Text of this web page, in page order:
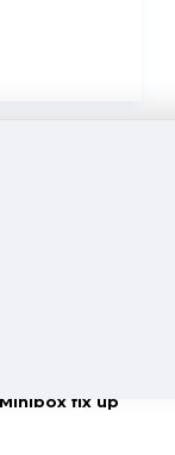
fix up